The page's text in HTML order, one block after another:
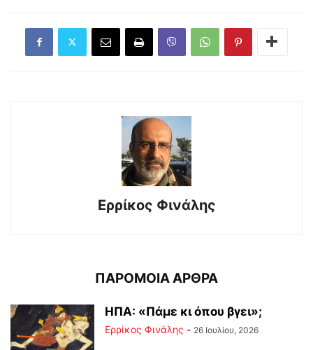
Ερρίκος Φινάλης
ΠΑΡΟΜΟΙΑ ΑΡΘΡΑ
ΗΠΑ: «Πάμε κι όπου βγει»;
Ερρίκος Φινάλης - 26 Ιουλίου, 2026